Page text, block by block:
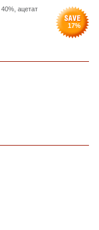
ацетат
17%